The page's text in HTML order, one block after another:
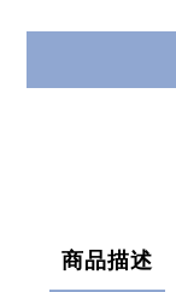
商品描述